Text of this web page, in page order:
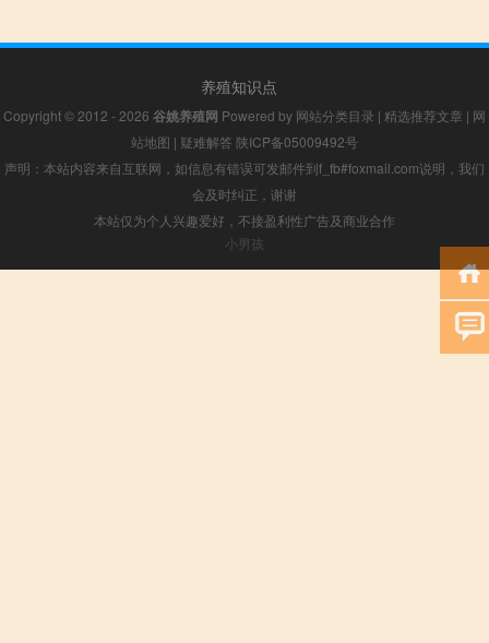
养殖知识点
Copyright © 2012 - 2026 谷姚养殖网 Powered by 网站分类目录 | 精选推荐文章 | 网
站地图 | 疑难解答 陕ICP备05009492号
声明：本站内容来自互联网，如信息有错误可发邮件到f_fb#foxmail.com说明，我们
会及时纠正，谢谢
本站仅为个人兴趣爱好，不接盈利性广告及商业合作
小男孩